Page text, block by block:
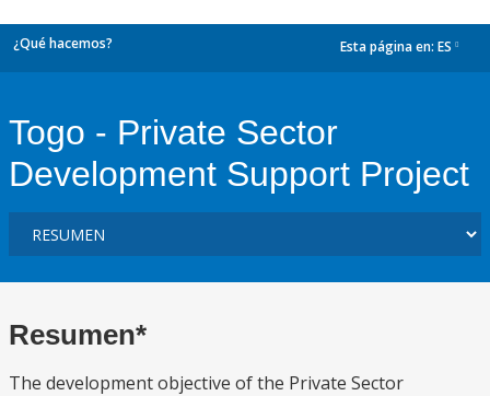
¿Qué hacemos? Esta página en: ES
Togo - Private Sector
Development Support Project
Resumen*
The development objective of the Private Sector